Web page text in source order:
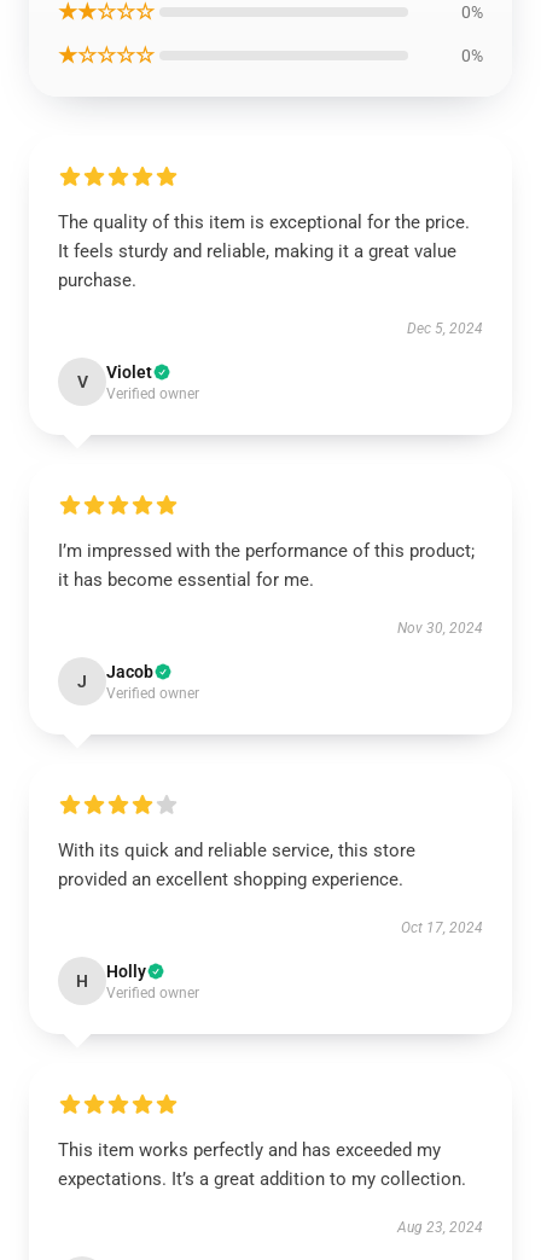
★★☆☆☆ 0%
★☆☆☆☆ 0%
The quality of this item is exceptional for the price.
It feels sturdy and reliable, making it a great value
purchase.
Dec 5, 2024
V Violet
Verified owner
I’m impressed with the performance of this product;
it has become essential for me.
Nov 30, 2024
J Jacob
Verified owner
With its quick and reliable service, this store
provided an excellent shopping experience.
Oct 17, 2024
H Holly
Verified owner
This item works perfectly and has exceeded my
expectations. It’s a great addition to my collection.
Aug 23, 2024